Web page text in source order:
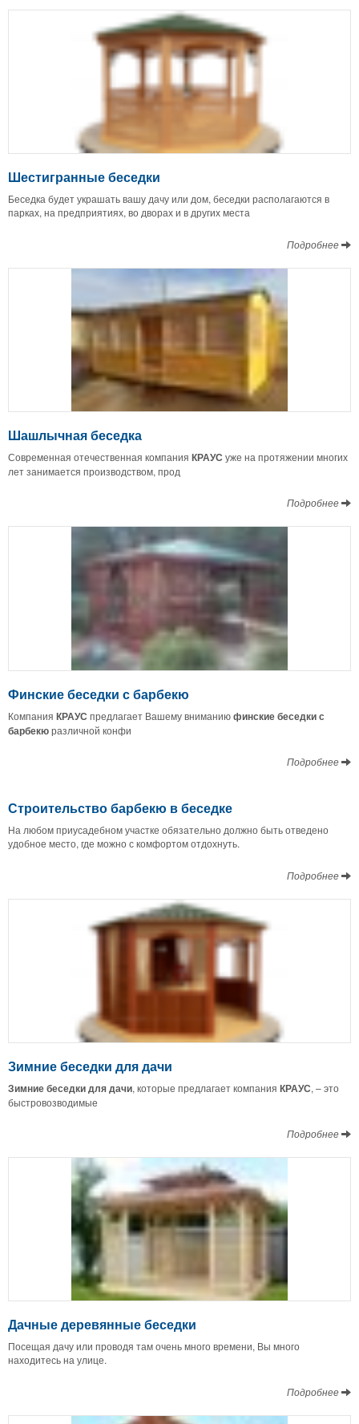
Шестигранные беседки
Беседка будет украшать вашу дачу или дом, беседки располагаются в
парках, на предприятиях, во дворах и в других места
Подробнее
Шашлычная беседка
Современная отечественная компания КРАУС уже на протяжении многих
лет занимается производством, прод
Подробнее
Финские беседки с барбекю
Компания КРАУС предлагает Вашему вниманиюфинские беседки с
барбекюразличной конфи
Подробнее
Строительство барбекю в беседке
На любом приусадебном участке обязательно должно быть отведено
удобное место, где можно с комфортом отдохнуть.
Подробнее
Зимние беседки для дачи
Зимние беседки для дачи, которые предлагает компания КРАУС, – это
быстровозводимые
Подробнее
Дачные деревянные беседки
Посещая дачу или проводя там очень много времени, Вы много
находитесь на улице.
Подробнее